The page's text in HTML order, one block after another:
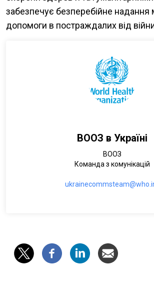
забезпечує безперебійне надання
допомоги в постраждалих від
ВООЗ в Україні
ВООЗ
Команда з комунікацій